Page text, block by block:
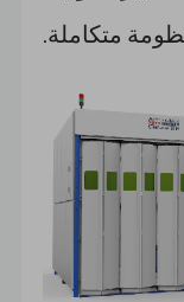
متكاملة.